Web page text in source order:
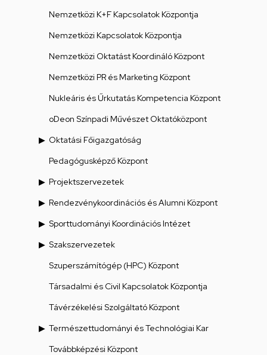
Nemzetközi K+F Kapcsolatok Központja
Nemzetközi Kapcsolatok Központja
Nemzetközi Oktatást Koordináló Központ
Nemzetközi PR és Marketing Központ
Nukleáris és Űrkutatás Kompetencia Központ
oDeon Színpadi Művészet Oktatóközpont
Oktatási Főigazgatóság
Pedagógusképző Központ
Projektszervezetek
Rendezvénykoordinációs és Alumni Központ
Sporttudományi Koordinációs Intézet
Szakszervezetek
Szuperszámítógép (HPC) Központ
Társadalmi és Civil Kapcsolatok Központja
Távérzékelési Szolgáltató Központ
Természettudományi és Technológiai Kar
Továbbképzési Központ